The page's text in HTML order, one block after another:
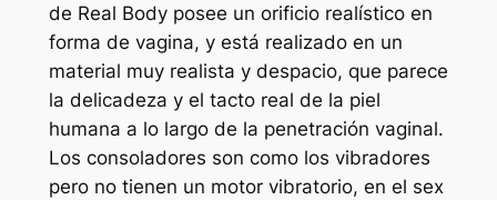
de Real Body posee un orificio realístico en
forma de vagina, y está realizado en un
material muy realista y despacio, que parece
la delicadeza y el tacto real de la piel
humana a lo largo de la penetración vaginal.
Los consoladores son como los vibradores
pero no tienen un motor vibratorio, en el sex